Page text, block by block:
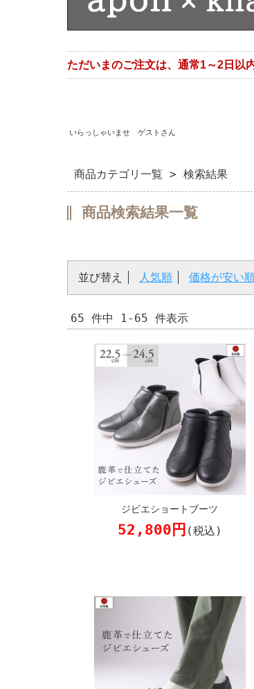
ただいまのご注文は、通常1～2日以
いらっしゃいませ ゲストさん
商品カテゴリ一覧 > 検索結果
商品検索結果一覧
並び替え 人気順 価格が安い
65 件中 1-65 件表示
ジビエショートブーツ
52,800円 (税込)